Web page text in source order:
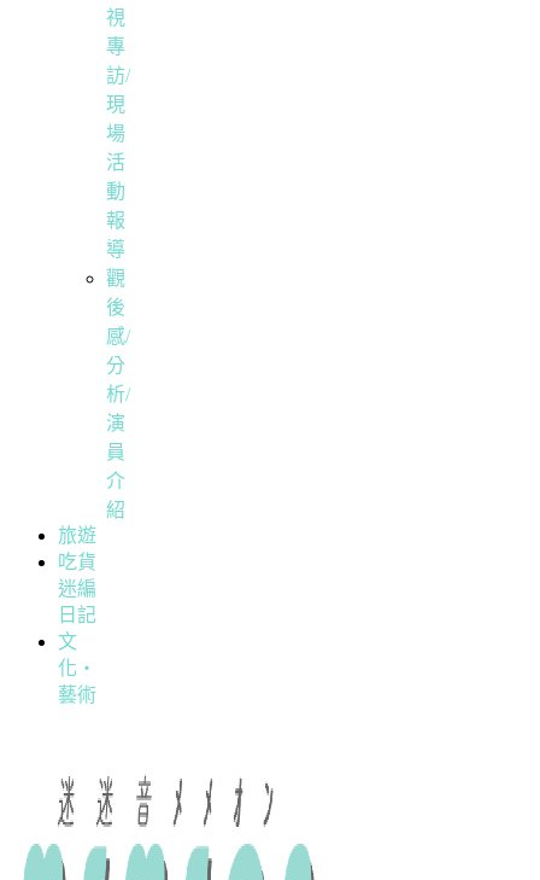
視
專
訪/
現
場
活
動
報
導
觀
後
感/
分
析/
演
員
介
紹
旅遊
吃貨
迷編
日記
文
化・
藝術